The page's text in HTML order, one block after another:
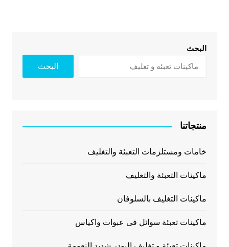
البحث
البحث
منتجاتنا
خامات ومستلزمات التعبئة والتغليف
ماكينات التعبئة والتغليف
ماكينات التغليف بالسلوفان
ماكينات تعبئة سوائل فى عبوات واكياس